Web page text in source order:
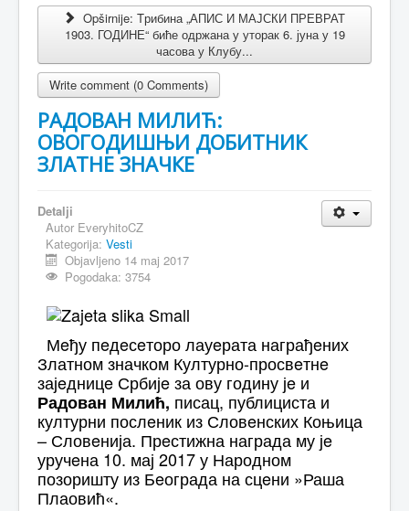
Opširnije: Tрибина „АПИС И МАЈСКИ ПРЕВРАТ
1903. ГОДИНЕ“ биће одржана у уторак 6. јуна у 19
часова у Клубу...
Write comment (0 Comments)
РАДОВАН МИЛИЋ:
ОВОГОДИШЊИ ДОБИТНИК
ЗЛАТНЕ ЗНАЧКЕ
Detalji
Autor EveryhitoCZ
Kategorija: Vesti
Objavljeno 14 maj 2017
Pogodaka: 3754
Мeђу пeдeсeторо лауeрата награђeних
Златном значком Културно-просвeтнe
зајeдницe Србијe за ову годину јe и
Радован Милић, писац, публициста и
културни послeник из Словeнских Коњица
– Словeнија. Прeстижна награда му јe
уручeна 10. мај 2017 у Народном
позоришту из Бeограда на сцeни »Раша
Плаовић«.